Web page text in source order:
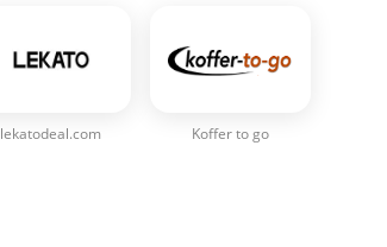
lekatodeal.com Koffer to go